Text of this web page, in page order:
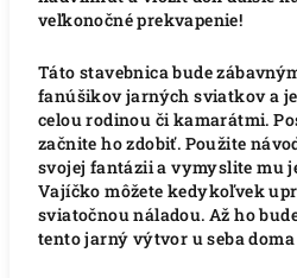
veľkonočné prekvapenie!
Táto stavebnica bude
fanúšikov jarných sviatkov a
celou rodinou či kamarátmi.
začnite ho zdobiť. Použite
svojej fantázii a vymyslite mu
Vajíčko môžete kedykoľvek
sviatočnou náladou. Až ho
tento jarný výtvor u seba